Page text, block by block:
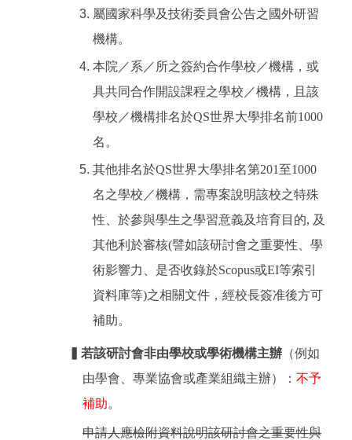
屬國家科學及技術委員會公告之國外研習
機構。
本院／系／所之簽約合作學校／機構，或
具共同合作開設課程之學校／機構，且該
學校／機構排名於QS世界大學排名前1000
名。
其他排名於QS世界大學排名第201至1000
名之學校／機構，需專案說明該校之特殊
性、於參與學生之學習意義及培育目的, 及
其他利於審核(譬如該研討會之重要性、學
術影響力、是否收錄於Scopus或EI等索引
資料庫等)之相關文件，經校長簽准後方可
補助。
▍若該研討會非由學校或學術機構主辦（例如
由學會、專業協會或產業組織主辦）： 不予
補助。
申請人應檢附資料說明該研討會之重要性與